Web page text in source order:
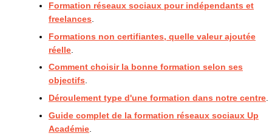
Formation réseaux sociaux pour indépendants et
freelances
Formations non certifiantes, quelle valeur ajoutée
réelle
Comment choisir la bonne formation selon ses
objectifs.
Déroulement type d'une formation dans notre centre
Guide complet de la formation réseaux sociaux Up
Académie